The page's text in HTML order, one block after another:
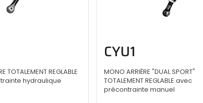
TOTALEMENT REGLABLE
hydraulique
CYU1
MONO ARRIÈRE "DUAL SPORT"
TOTALEMENT REGLABLE avec
précontrainte manuel